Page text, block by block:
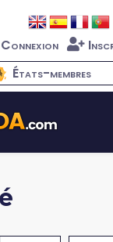
Connexion
États-membres